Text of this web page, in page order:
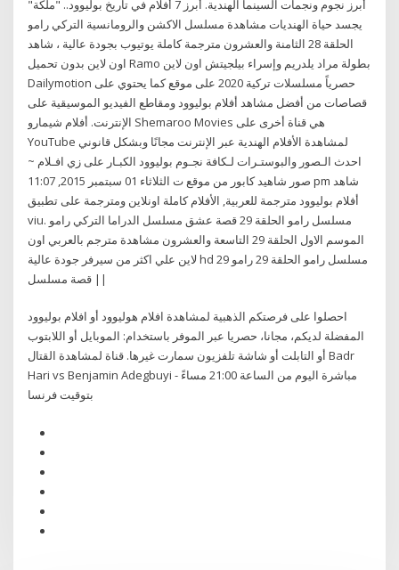
أبرز نجوم ونجمات السينما الهندية. أبرز 7 أفلام في تاريخ بوليوود.. "ملكة"
يجسد حياة الهنديات مشاهدة مسلسل الاكشن والرومانسية التركي رامو
الحلقة 28 الثامنة والعشرون مترجمة كاملة يوتيوب بجودة عالية ، شاهد
اون لاين بدون تحميل Ramo بطولة مراد يلدريم وإسراء بيلجيتش اون لاين
Dailymotion حصرياً مسلسلات تركية 2020 على موقع كما يحتوي على
قصاصات من أفضل مشاهد أفلام بوليوود ومقاطع الفيديو الموسيقية على
الإنترنت. أفلام شيمارو Shemaroo Movies هي قناة أخرى على
YouTube لمشاهدة الأفلام الهندية عبر الإنترنت مجانًا وبشكل قانوني
احدث الـصور والبوستـرات لـكافة نجـوم بوليوود الكبـار على زي افـلام ~
صور شاهيد كابور من موقع ت الثلاثاء 01 سبتمبر 2015, 11:07 pm شاهد
أفلام بوليوود مترجمة للعربية, الأفلام كاملة اونلاين ومترجمة على تطبيق
viu. مسلسل رامو الحلقة 29 قصة عشق مسلسل الدراما التركي رامو
الموسم الاول الحلقة 29 التاسعة والعشرون مشاهدة مترجم بالعربي اون
لاين علي اكثر من سيرفر جودة عالية hd مسلسل رامو الحلقة 29 رامو 29
|| قصة مسلسل
احصلوا على فرصتكم الذهبية لمشاهدة افلام هوليوود أو افلام بوليوود
المفضلة لديكم، مجانا، حصريا عبر الموفر باستخدام: الموبايل أو اللابتوب
أو التابلت أو شاشة تلفزيون سمارت غيرها. قناة لمشاهدة القتال Badr
Hari vs Benjamin Adegbuyi ‎- مباشرة اليوم من الساعة 21:00 مساءً
بتوقيت فرنسا